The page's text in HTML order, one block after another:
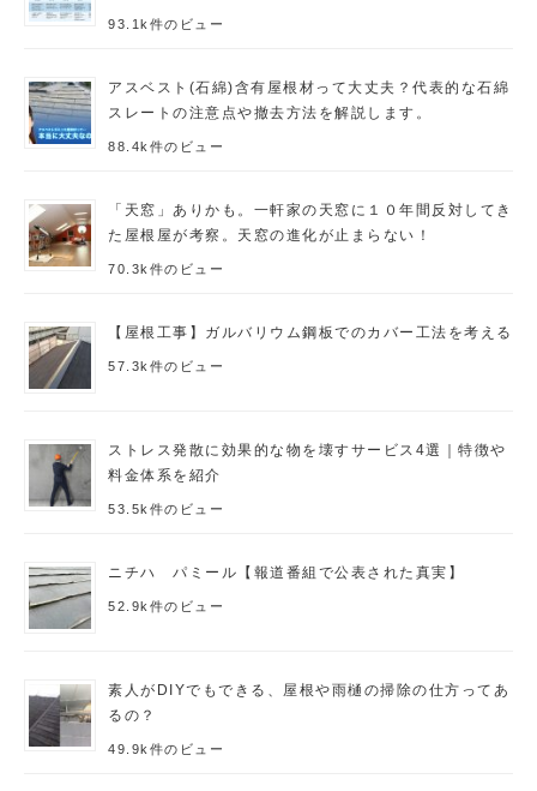
93.1k件のビュー
アスベスト(石綿)含有屋根材って大丈夫？代表的な石綿
スレートの注意点や撤去方法を解説します。
88.4k件のビュー
「天窓」ありかも。一軒家の天窓に１０年間反対してき
た屋根屋が考察。天窓の進化が止まらない！
70.3k件のビュー
【屋根工事】ガルバリウム鋼板でのカバー工法を考える
57.3k件のビュー
ストレス発散に効果的な物を壊すサービス4選｜特徴や
料金体系を紹介
53.5k件のビュー
ニチハ パミール【報道番組で公表された真実】
52.9k件のビュー
素人がDIYでもできる、屋根や雨樋の掃除の仕方ってあ
るの？
49.9k件のビュー